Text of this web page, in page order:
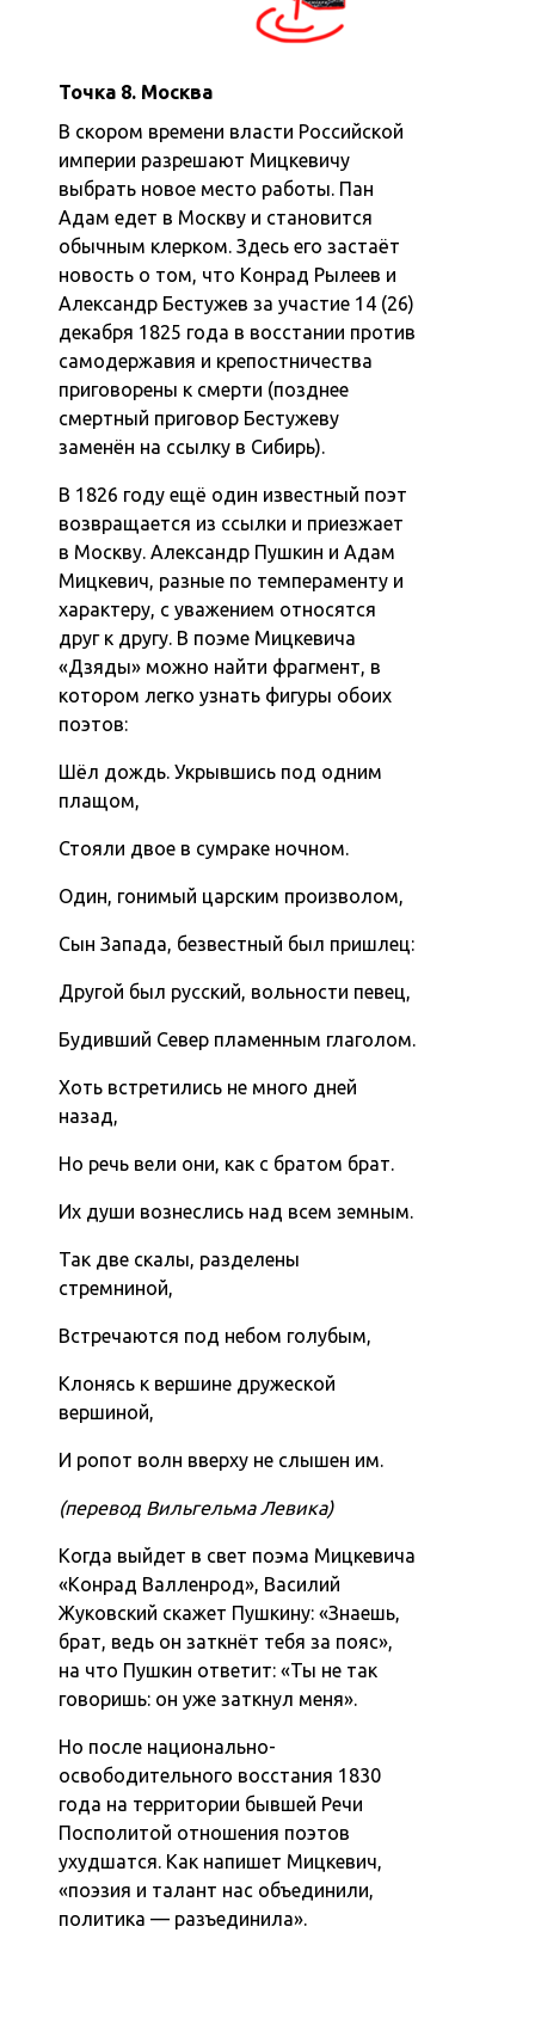
Точка 8. Москва
В скором времени власти Российской
империи разрешают Мицкевичу
выбрать новое место работы. Пан
Адам едет в Москву и становится
обычным клерком. Здесь его застаёт
новость о том, что Конрад Рылеев и
Александр Бестужев за участие 14 (26)
декабря 1825 года в восстании против
самодержавия и крепостничества
приговорены к смерти (позднее
смертный приговор Бестужеву
заменён на ссылку в Сибирь).
В 1826 году ещё один известный поэт
возвращается из ссылки и приезжает
в Москву. Александр Пушкин и Адам
Мицкевич, разные по темпераменту и
характеру, с уважением относятся
друг к другу. В поэме Мицкевича
«Дзяды» можно найти фрагмент, в
котором легко узнать фигуры обоих
поэтов:
Шёл дождь. Укрывшись под одним
плащом,
Стояли двое в сумраке ночном.
Один, гонимый царским произволом,
Сын Запада, безвестный был пришлец:
Другой был русский, вольности певец,
Будивший Север пламенным глаголом.
Хоть встретились не много дней
назад,
Но речь вели они, как с братом брат.
Их души вознеслись над всем земным.
Так две скалы, разделены
стремниной,
Встречаются под небом голубым,
Клонясь к вершине дружеской
вершиной,
И ропот волн вверху не слышен им.
(перевод Вильгельма Левика)
Когда выйдет в свет поэма Мицкевича
«Конрад Валленрод», Василий
Жуковский скажет Пушкину: «Знаешь,
брат, ведь он заткнёт тебя за пояс»,
на что Пушкин ответит: «Ты не так
говоришь: он уже заткнул меня».
Но после национально-
освободительного восстания 1830
года на территории бывшей Речи
Посполитой отношения поэтов
ухудшатся. Как напишет Мицкевич,
«поэзия и талант нас объединили,
политика — разъединила».